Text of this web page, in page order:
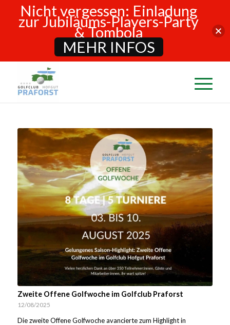
Zweite Offene Golfwoche im Golfclub Praforst
12/08/2025
Die zweite Offene Golfwoche avancierte zum Highlight in
Nicht vergessen: Einladung
zur Jubiläums-Players-Party
& Tombola
MEHR INFOS